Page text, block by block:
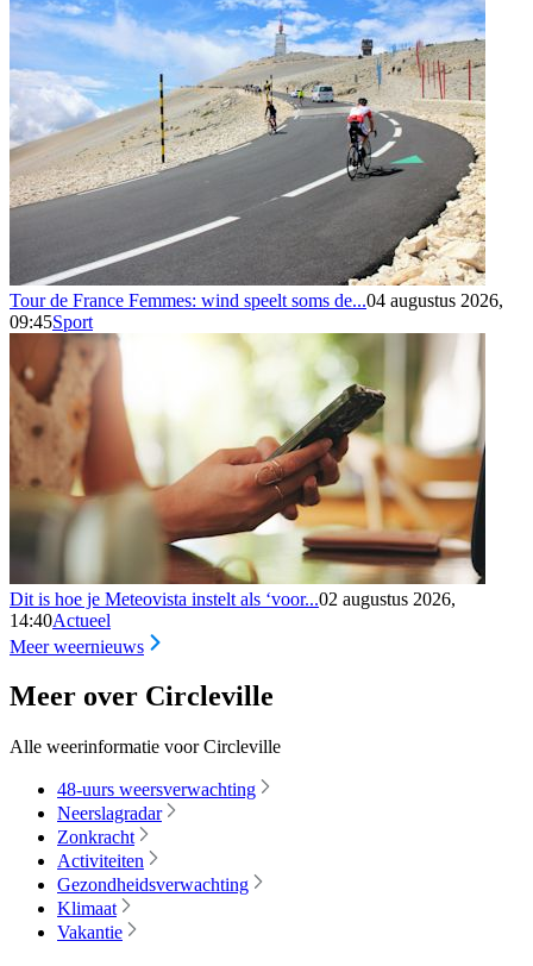
Tour de France Femmes: wind speelt soms de...04 augustus 2026,
09:45Sport
Dit is hoe je Meteovista instelt als ‘voor...02 augustus 2026,
14:40Actueel
Meer weernieuws
Meer over Circleville
Alle weerinformatie voor Circleville
48-uurs weersverwachting
Neerslagradar
Zonkracht
Activiteiten
Gezondheidsverwachting
Klimaat
Vakantie